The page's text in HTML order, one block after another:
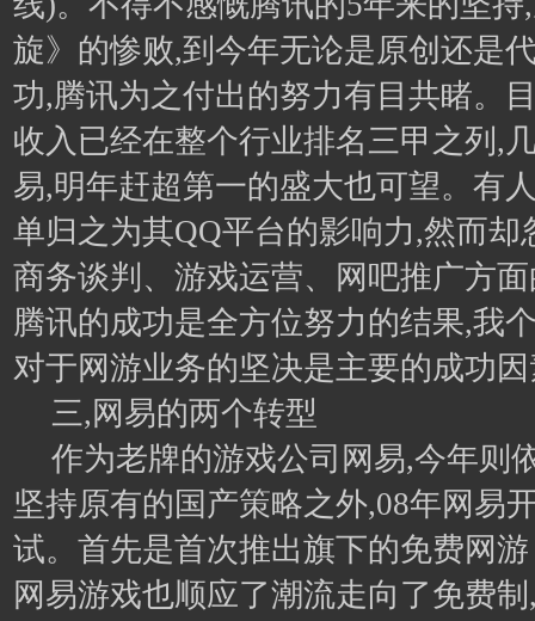
旋》的惨败,到今年无论是原创还是
功,腾讯为之付出的努力有目共睹。
收入已经在整个行业排名三甲之列,
易,明年赶超第一的盛大也可望。有
单归之为其QQ平台的影响力,然而却
商务谈判、游戏运营、网吧推广方
腾讯的成功是全方位努力的结果,我
对于网游业务的坚决是主要的成功
三,网易的两个转型
作为老牌的游戏公司网易,今年则
坚持原有的国产策略之外,08年网易
试。首先是首次推出旗下的免费网
网易游戏也顺应了潮流走向了免费